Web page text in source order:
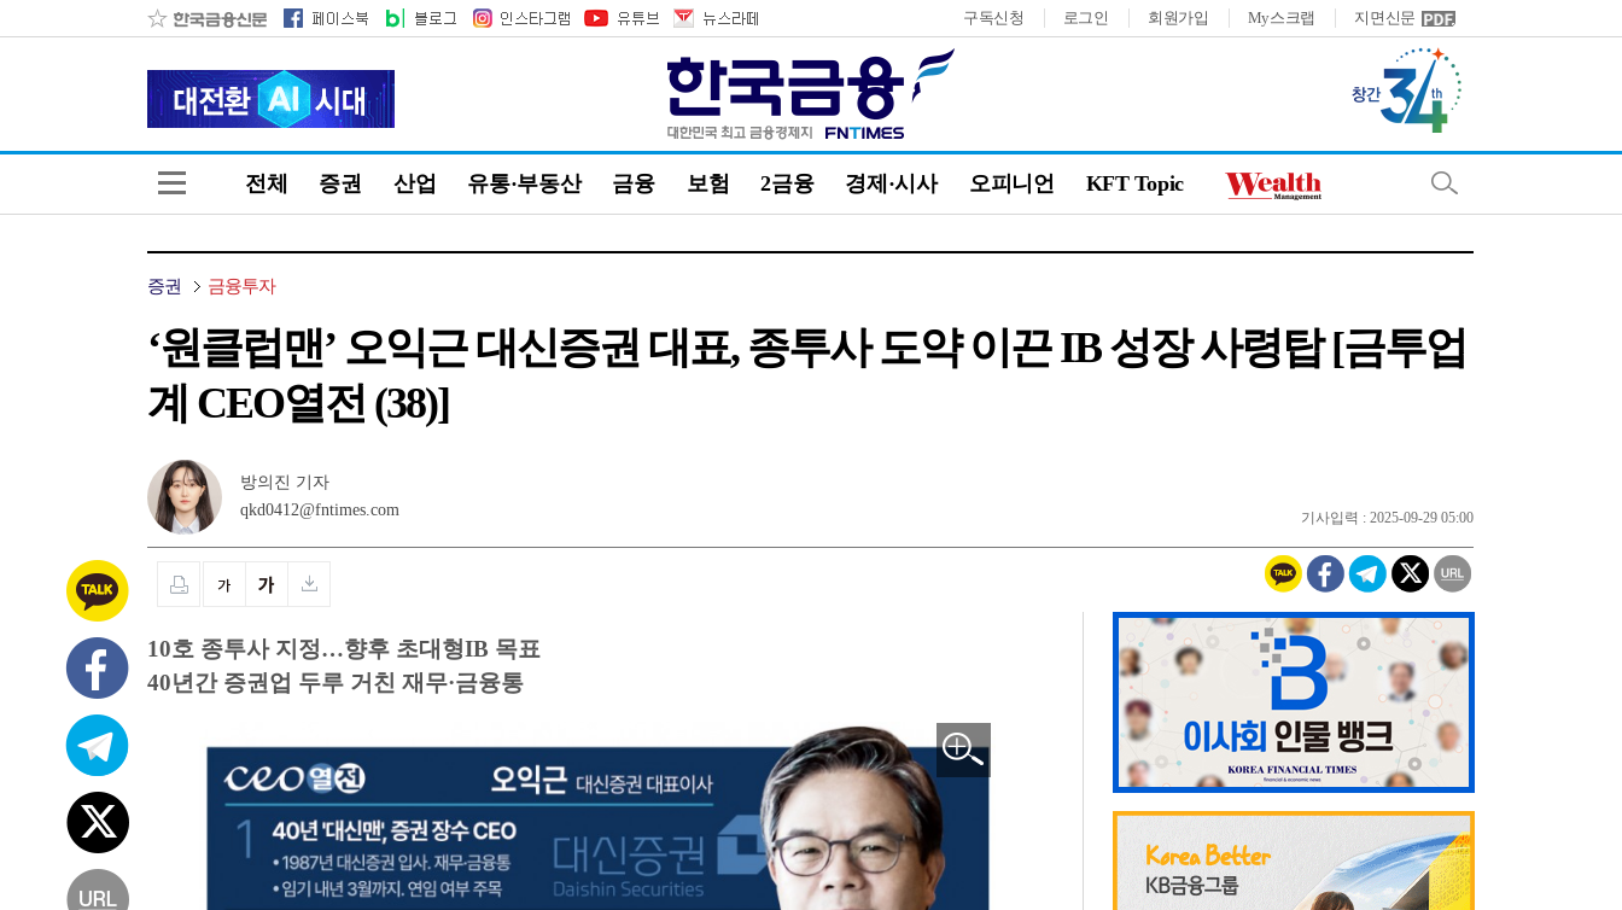
구독신청 로그인 회원가입 My스크랩 지면신문
전체 증권 산업 유통·부동산 금융 보험 2금융 경제·시사 오피니언 KFT Topic
증권 금융투자
‘원클럽맨’ 오익근 대신증권 대표, 종투사 도약 이끈 IB 성장 사령탑 [금투업
계 CEO열전 (38)]
방의진 기자
qkd0412@fntimes.com
기사입력 : 2025-09-29 05:00
10호 종투사 지정…향후 초대형IB 목표
40년간 증권업 두루 거친 재무·금융통